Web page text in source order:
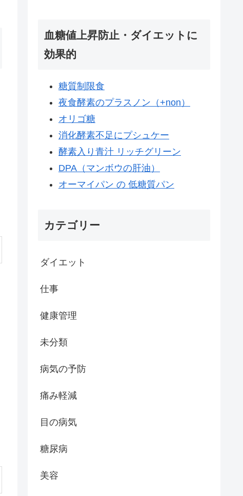
血糖値上昇防止・ダイエットに
効果的
糖質制限食
夜食酵素のプラスノン（+non）
オリゴ糖
消化酵素不足にプシュケー
酵素入り青汁 リッチグリーン
DPA（マンボウの肝油）
オーマイパン の 低糖質パン
カテゴリー
ダイエット
仕事
健康管理
未分類
病気の予防
痛み軽減
目の病気
糖尿病
美容